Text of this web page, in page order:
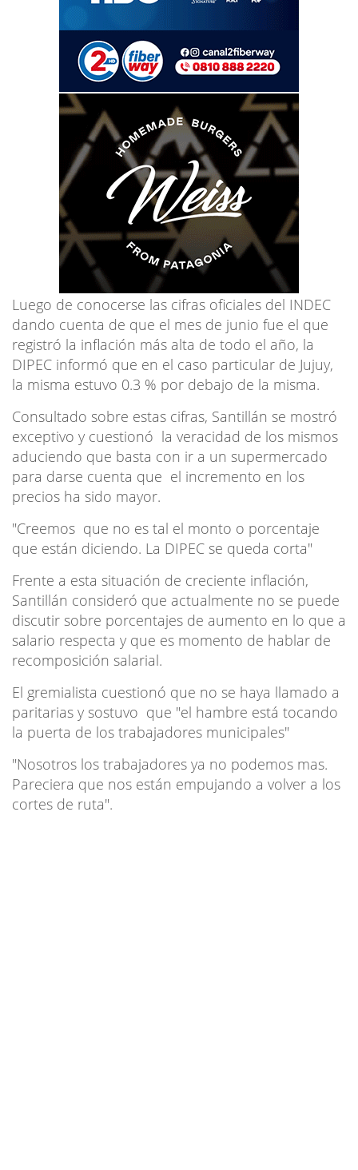
Luego de conocerse las cifras oficiales del INDEC
dando cuenta de que el mes de junio fue el que
registró la inflación más alta de todo el año, la
DIPEC informó que en el caso particular de Jujuy,
la misma estuvo 0.3 % por debajo de la misma.
Consultado sobre estas cifras, Santillán se mostró
exceptivo y cuestionó la veracidad de los mismos
aduciendo que basta con ir a un supermercado
para darse cuenta que el incremento en los
precios ha sido mayor.
"Creemos que no es tal el monto o porcentaje
que están diciendo. La DIPEC se queda corta"
Frente a esta situación de creciente inflación,
Santillán consideró que actualmente no se puede
discutir sobre porcentajes de aumento en lo que a
salario respecta y que es momento de hablar de
recomposición salarial.
El gremialista cuestionó que no se haya llamado a
paritarias y sostuvo que "el hambre está tocando
la puerta de los trabajadores municipales"
"Nosotros los trabajadores ya no podemos mas.
Pareciera que nos están empujando a volver a los
cortes de ruta".